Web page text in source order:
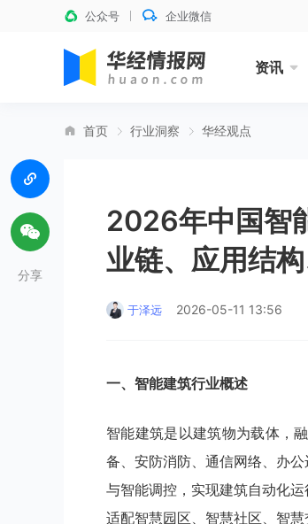
公众号 企业微信
资讯
首页 行业洞察 华经观点
2026年中国智
业链、应用结
于泽远 2026-05-11 13:56
一、 智能建筑行业概述
智能建筑是以建筑物为载体，
备、安防消防、通信网络、办
与智能调控，实现建筑自动化
适配智慧园区、智慧社区、智
分享